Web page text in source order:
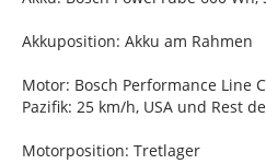
Akkuposition: Akku am Rahmen
Motor: Bosch Performance Line
Pazifik: 25 km/h, USA und Rest
Motorposition: Tretlager